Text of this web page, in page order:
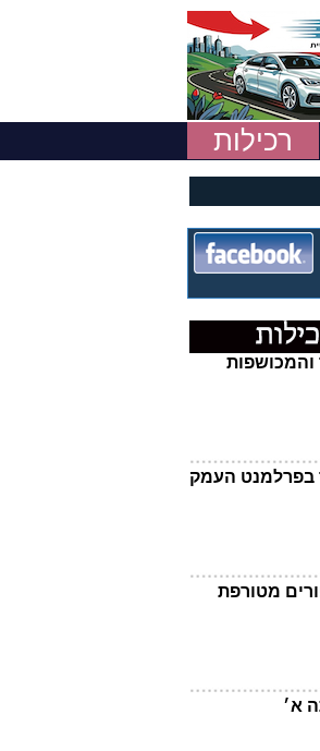
רכילות
והמכושפות
בפרלמנט העמק
מטורפת
א׳